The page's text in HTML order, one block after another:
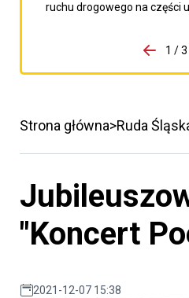
ruchu drogowego na części
porzpedniego komunikatu
1 / 3
Strona główna Ruda
"Koncert
2021-12-07 15:38